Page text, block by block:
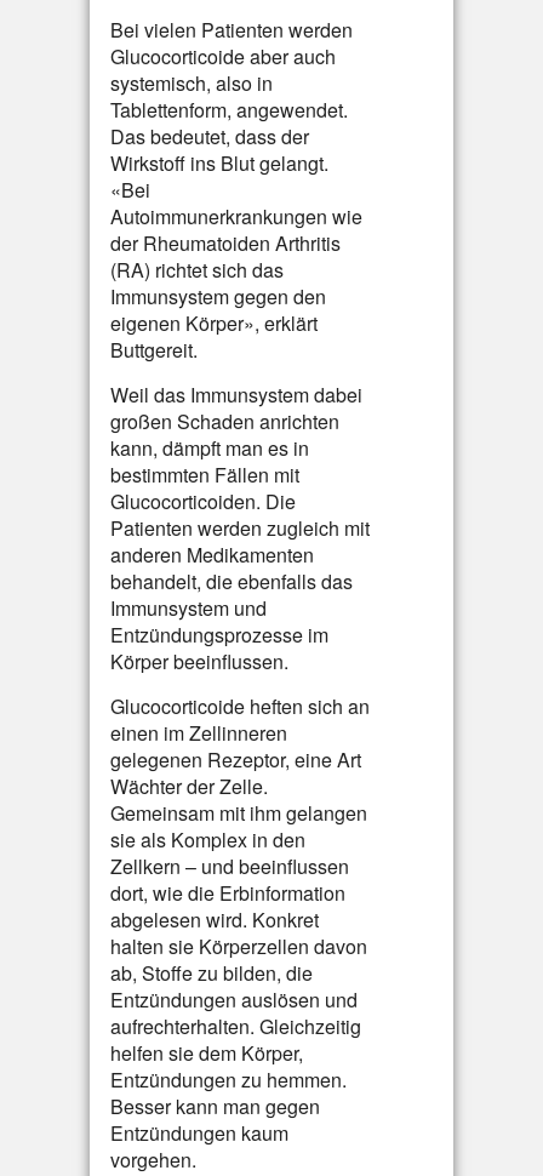
Bei vielen Patienten werden
Glucocorticoide aber auch
systemisch, also in
Tablettenform, angewendet.
Das bedeutet, dass der
Wirkstoff ins Blut gelangt.
«Bei
Autoimmunerkrankungen wie
der Rheumatoiden Arthritis
(RA) richtet sich das
Immunsystem gegen den
eigenen Körper», erklärt
Buttgereit.
Weil das Immunsystem dabei
großen Schaden anrichten
kann, dämpft man es in
bestimmten Fällen mit
Glucocorticoiden. Die
Patienten werden zugleich mit
anderen Medikamenten
behandelt, die ebenfalls das
Immunsystem und
Entzündungsprozesse im
Körper beeinflussen.
Glucocorticoide heften sich an
einen im Zellinneren
gelegenen Rezeptor, eine Art
Wächter der Zelle.
Gemeinsam mit ihm gelangen
sie als Komplex in den
Zellkern – und beeinflussen
dort, wie die Erbinformation
abgelesen wird. Konkret
halten sie Körperzellen davon
ab, Stoffe zu bilden, die
Entzündungen auslösen und
aufrechterhalten. Gleichzeitig
helfen sie dem Körper,
Entzündungen zu hemmen.
Besser kann man gegen
Entzündungen kaum
vorgehen.